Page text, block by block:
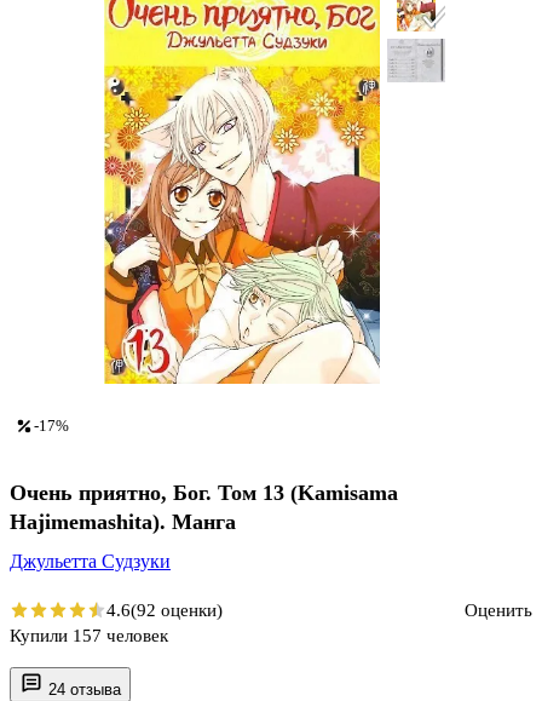
24 отзыва
-17%
Очень приятно, Бог. Том 13 (Kamisama
Hajimemashita). Манга
Джульетта Судзуки
4.6(92 оценки)
Оценить
Купили 157 человек